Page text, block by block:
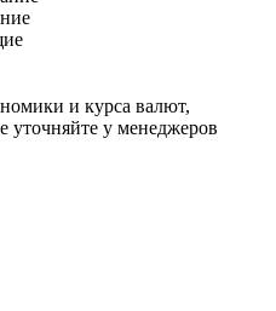
и курса валют,
уточняйте у менеджеров